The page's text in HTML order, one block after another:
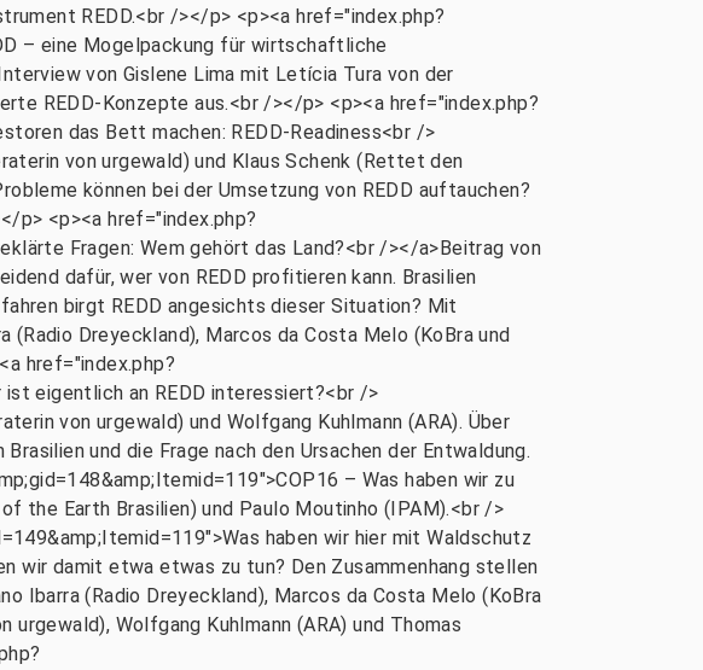
REDD.<br /></p> <p><a href="index.php?
– eine Mogelpackung für wirtschaftliche
von Gislene Lima mit Letícia Tura von der
REDD-Konzepte aus.<br /></p> <p><a href="index.php?
das Bett machen: REDD-Readiness<br />
von urgewald) und Klaus Schenk (Rettet den
können bei der Umsetzung von REDD auftauchen?
p> <p><a href="index.php?
Fragen: Wem gehört das Land?<br /></a>Beitrag von
dafür, wer von REDD profitieren kann. Brasilien
birgt REDD angesichts dieser Situation? Mit
Dreyeckland), Marcos da Costa Melo (KoBra und
href="index.php?
eigentlich an REDD interessiert?<br />
von urgewald) und Wolfgang Kuhlmann (ARA). Über
und die Frage nach den Ursachen der Entwaldung.
– Was haben wir zu
the Earth Brasilien) und Paulo Moutinho (IPAM).<br />
haben wir hier mit Waldschutz
wir damit etwa etwas zu tun? Den Zusammenhang stellen
Ibarra (Radio Dreyeckland), Marcos da Costa Melo (KoBra
urgewald), Wolfgang Kuhlmann (ARA) und Thomas